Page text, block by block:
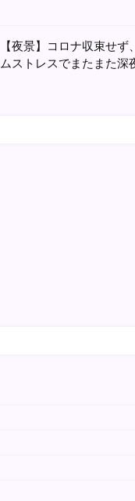
【夜景】コロナ収束せず
ムストレスでまたまた深